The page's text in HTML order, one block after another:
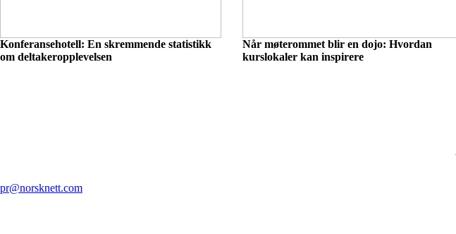
Konferansehotell: En skremmende statistikk
om deltakeropplevelsen
Når møterommet blir en dojo: Hvordan
kurslokaler kan inspirere
pr@norsknett.com